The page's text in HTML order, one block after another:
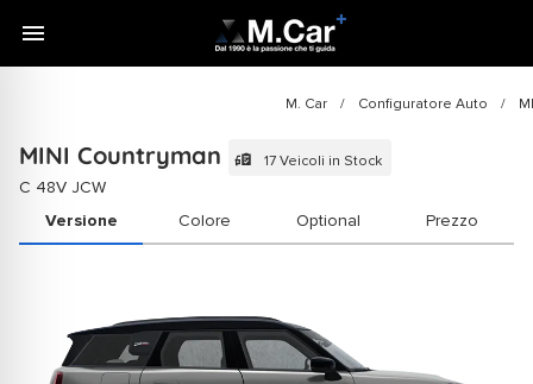
M. Car / Configuratore Auto /
MINI Countryman 17 Veicoli in Stock
C 48V JCW
Versione Colore Optional Prezzo